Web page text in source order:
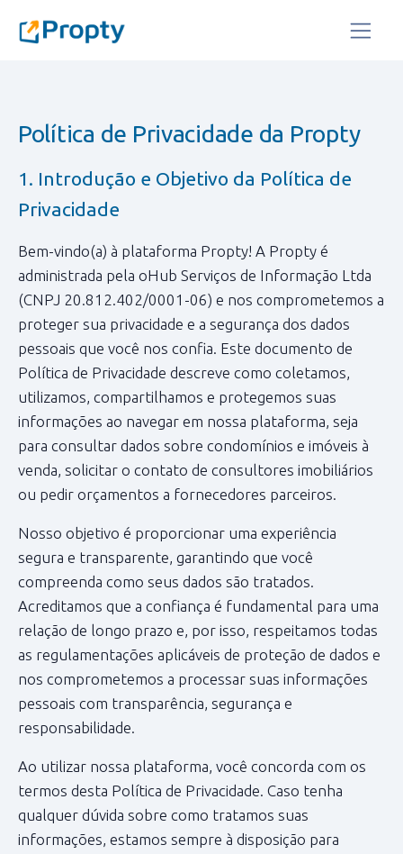
Política de Privacidade da Propty
1. Introdução e Objetivo da Política de
Privacidade
Bem-vindo(a) à plataforma Propty! A Propty é
administrada pela oHub Serviços de Informação Ltda
(CNPJ 20.812.402/0001-06) e nos comprometemos a
proteger sua privacidade e a segurança dos dados
pessoais que você nos confia. Este documento de
Política de Privacidade descreve como coletamos,
utilizamos, compartilhamos e protegemos suas
informações ao navegar em nossa plataforma, seja
para consultar dados sobre condomínios e imóveis à
venda, solicitar o contato de consultores imobiliários
ou pedir orçamentos a fornecedores parceiros.
Nosso objetivo é proporcionar uma experiência
segura e transparente, garantindo que você
compreenda como seus dados são tratados.
Acreditamos que a confiança é fundamental para uma
relação de longo prazo e, por isso, respeitamos todas
as regulamentações aplicáveis de proteção de dados e
nos comprometemos a processar suas informações
pessoais com transparência, segurança e
responsabilidade.
Ao utilizar nossa plataforma, você concorda com os
termos desta Política de Privacidade. Caso tenha
qualquer dúvida sobre como tratamos suas
informações, estamos sempre à disposição para